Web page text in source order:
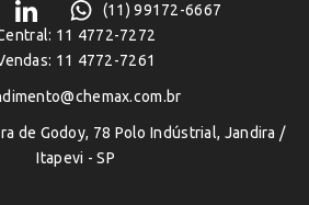
(11) 99172-6667
11 4772-7272
11 4772-7261
de Godoy, 78 Polo Indústrial, Jandira /
Itapevi - SP